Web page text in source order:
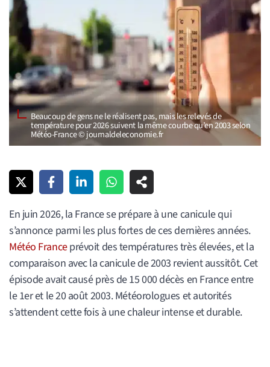
Beaucoup de gens ne le réalisent pas, mais les relevés de
température pour 2026 suivent la même courbe qu’en 2003 selon
Météo-France © journaldeleconomie.fr
En juin 2026, la France se prépare à une canicule qui
s’annonce parmi les plus fortes de ces dernières années.
Météo Franceprévoit des températures très élevées, et la
comparaison avec la canicule de 2003 revient aussitôt. Cet
épisode avait causé près de 15 000 décès en France entre
le 1er et le 20 août 2003. Météorologues et autorités
s’attendent cette fois à une chaleur intense et durable.